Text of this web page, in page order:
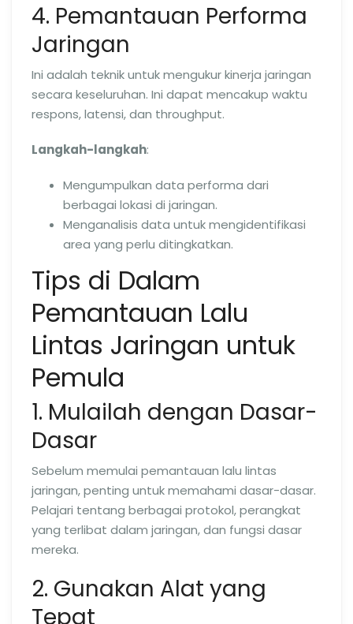
4. Pemantauan Performa
Jaringan
Ini adalah teknik untuk mengukur kinerja jaringan
secara keseluruhan. Ini dapat mencakup waktu
respons, latensi, dan throughput.
Langkah-langkah:
Mengumpulkan data performa dari
berbagai lokasi di jaringan.
Menganalisis data untuk mengidentifikasi
area yang perlu ditingkatkan.
Tips di Dalam
Pemantauan Lalu
Lintas Jaringan untuk
Pemula
1. Mulailah dengan Dasar-
Dasar
Sebelum memulai pemantauan lalu lintas
jaringan, penting untuk memahami dasar-dasar.
Pelajari tentang berbagai protokol, perangkat
yang terlibat dalam jaringan, dan fungsi dasar
mereka.
2. Gunakan Alat yang
Tepat